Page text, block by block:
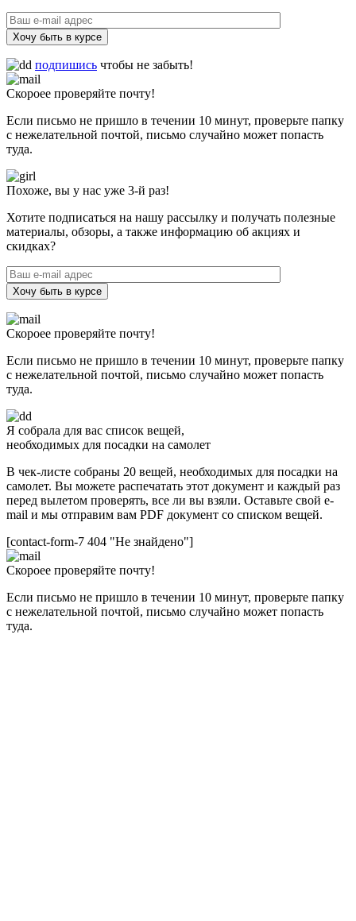
Хочу быть в курсе
подпишись чтобы не забыть!
Скороее проверяйте почту!
Если письмо не пришло в течении 10 минут, проверьте папку
с нежелательной почтой, письмо случайно может попасть
туда.
Похоже, вы у нас уже 3-й раз!
Хотите подписаться на нашу рассылку и получать полезные
материалы, обзоры, а также информацию об акциях и
скидках?
Хочу быть в курсе
Скороее проверяйте почту!
Если письмо не пришло в течении 10 минут, проверьте папку
с нежелательной почтой, письмо случайно может попасть
туда.
Я собрала для вас список вещей,
необходимых для посадки на самолет
В чек-листе собраны 20 вещей, необходимых для посадки на
самолет. Вы можете распечатать этот документ и каждый раз
перед вылетом проверять, все ли вы взяли. Оставьте свой e-
mail и мы отправим вам PDF документ со списком вещей.
[contact-form-7 404 "Не знайдено"]
Скороее проверяйте почту!
Если письмо не пришло в течении 10 минут, проверьте папку
с нежелательной почтой, письмо случайно может попасть
туда.